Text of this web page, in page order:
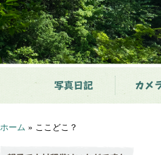
写真日記 カメ
ホーム » ここどこ？